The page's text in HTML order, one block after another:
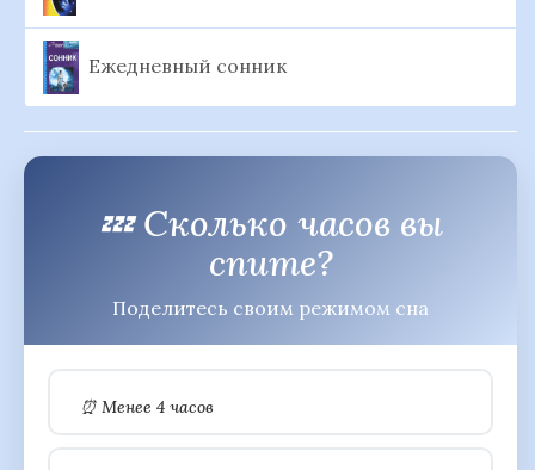
Ежедневный сонник
💤 Сколько часов вы
спите?
Поделитесь своим режимом сна
⏰ Менее 4 часов